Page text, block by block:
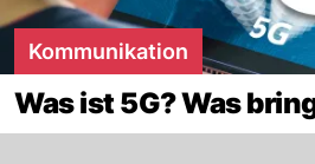
Kommunikation
Was ist 5G? Was